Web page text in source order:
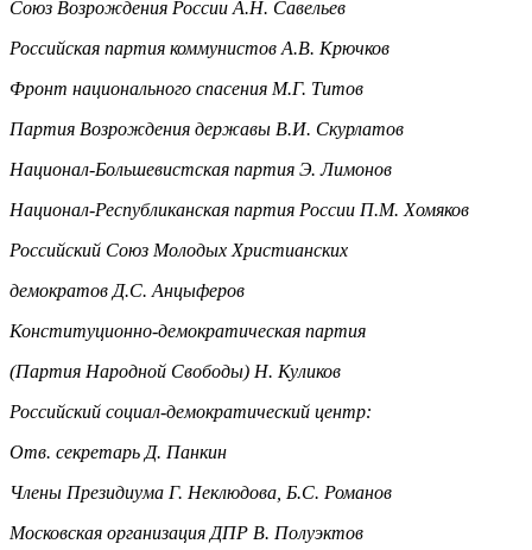
Союз Возрождения России А.Н. Савельев
Российская партия коммунистов А.В. Крючков
Фронт национального спасения М.Г. Титов
Партия Возрождения державы В.И. Скурлатов
Национал-Большевистская партия Э. Лимонов
Национал-Республиканская партия России П.М. Хомяков
Российский Союз Молодых Христианских
демократов Д.С. Анцыферов
Конституционно-демократическая партия
(Партия Народной Свободы) Н. Куликов
Российский социал-демократический центр:
Отв. секретарь Д. Панкин
Члены Президиума Г. Неклюдова, Б.С. Романов
Московская организация ДПР В. Полуэктов